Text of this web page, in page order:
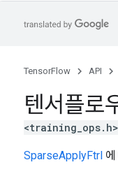
TensorFlow API
텐서플로
<training_ops.h>
SparseApplyFtrl